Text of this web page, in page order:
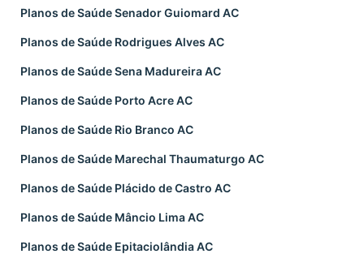
Planos de Saúde Senador Guiomard AC
Planos de Saúde Rodrigues Alves AC
Planos de Saúde Sena Madureira AC
Planos de Saúde Porto Acre AC
Planos de Saúde Rio Branco AC
Planos de Saúde Marechal Thaumaturgo AC
Planos de Saúde Plácido de Castro AC
Planos de Saúde Mâncio Lima AC
Planos de Saúde Epitaciolândia AC